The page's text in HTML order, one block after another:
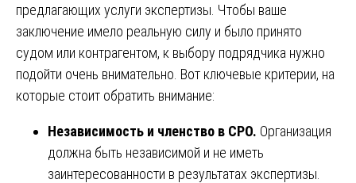
предлагающих услуги экспертизы. Чтобы ваше
заключение имело реальную силу и было принято
судом или контрагентом, к выбору подрядчика нужно
подойти очень внимательно. Вот ключевые критерии, на
которые стоит обратить внимание:
Независимость и членство в СРО. Организация
должна быть независимой и не иметь
заинтересованности в результатах экспертизы.